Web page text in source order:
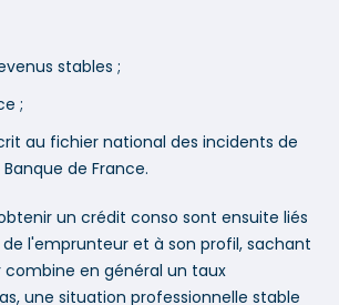
stables ;
;
au fichier national des incidents de
de France.
un crédit conso sont ensuite liés
l'emprunteur et à son profil, sachant
combine en général un taux
une situation professionnelle stable